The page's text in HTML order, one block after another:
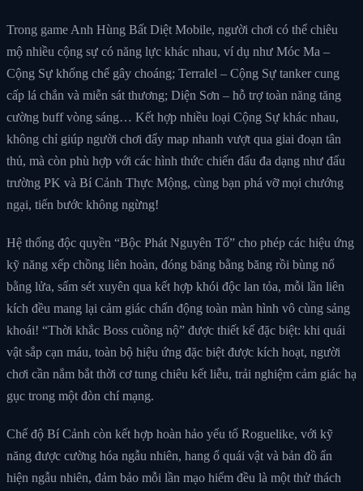
Trong game Anh Hùng Bất Diệt Mobile, người chơi có thể chiêu
mộ nhiều cộng sự có năng lực khác nhau, ví dụ như Móc Ma –
Cộng Sự khống chế gây choáng; Terralel – Cộng Sự tanker cung
cấp lá chắn và miễn sát thương; Diện Sơn – hỗ trợ toàn năng tăng
cường buff vòng sáng… Kết hợp nhiều loại Cộng Sự khác nhau,
không chỉ giúp người chơi đẩy map nhanh vượt qua giai đoạn tân
thủ, mà còn phù hợp với các hình thức chiến đấu đa dạng như đấu
trường PK và Bí Cảnh Thực Mộng, cùng bạn phá vỡ mọi chướng
ngại, tiến bước không ngừng!
Hệ thống độc quyền “Bộc Phát Nguyên Tố” cho phép các hiệu ứng
kỹ năng xếp chồng liên hoàn, đóng băng bằng băng rồi bùng nổ
bằng lửa, sấm sét xuyên qua kết hợp khói độc lan tỏa, mỗi lần liên
kích đều mang lại cảm giác chấn động toàn màn hình vô cùng sảng
khoái! “Thời khắc Boss cuồng nộ” được thiết kế đặc biệt: khi quái
vật sắp cạn máu, toàn bộ hiệu ứng đặc biệt được kích hoạt, người
chơi cần nắm bắt thời cơ tung chiêu kết liễu, trải nghiệm cảm giác hạ
gục trong một đòn chí mạng.
Chế độ Bí Cảnh còn kết hợp hoàn hảo yếu tố Roguelike, với kỹ
năng được cường hóa ngẫu nhiên, hang ổ quái vật và bản đồ ẩn
hiện ngẫu nhiên, đảm bảo mỗi lần mạo hiểm đều là một thử thách